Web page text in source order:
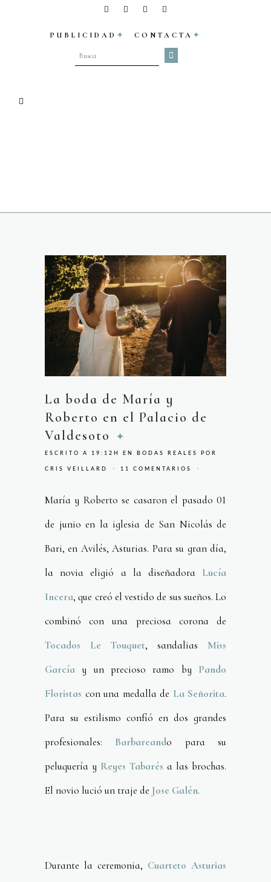
PUBLICIDAD CONTACTA
La boda de María y
Roberto en el Palacio de
Valdesoto
ESCRITO A 19:12H EN BODAS REALES POR
CRIS VEILLARD 11 COMENTARIOS
María y Roberto se casaron el pasado 01
de junio en la iglesia de San Nicolás de
Bari, en Avilés, Asturias. Para su gran día,
la novia eligió a la diseñadora Lucía
Incera, que creó el vestido de sus sueños. Lo
combinó con una preciosa corona de
Tocados Le Touquet, sandalias Miss
García y un precioso ramo by Pando
Floristas con una medalla de La Señorita.
Para su estilismo confíó en dos grandes
profesionales: Barbareando para su
peluquería y Reyes Tabarés a las brochas.
El novio lució un traje de Jose Galén.
Durante la ceremonia, Cuarteto Asturias